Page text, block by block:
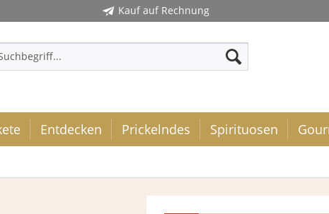
Kauf auf Rechnung
Entdecken Prickelndes Spirituosen